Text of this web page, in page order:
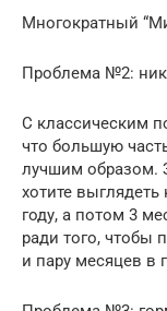
Многократный
Проблема №2:
С классическим
что большую
лучшим образом.
хотите
году, а потом 3
ради того, чтобы
и пару месяцев в